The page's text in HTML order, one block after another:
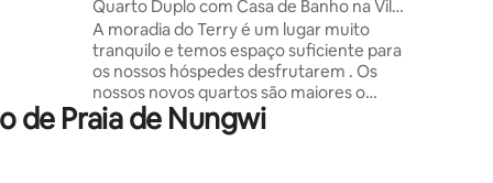
Quarto Duplo com Casa de Banho na Villa
do Terry.
A moradia do Terry é um lugar muito
tranquilo e temos espaço suficiente para
os nossos hóspedes desfrutarem . Os
nossos novos quartos são maiores o
suficiente com ar suficiente do oceano,
que o nosso hóspede pode ver do
de Praia de Nungwi